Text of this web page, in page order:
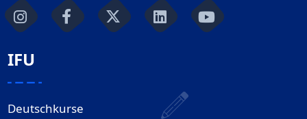
IFU
Deutschkurse